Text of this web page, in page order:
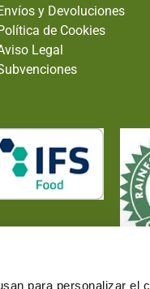
para personalizar el
y Devoluciones
de Cookies
Legal